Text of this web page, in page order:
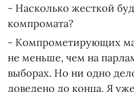
- Насколько жесткой
компромата?
- Компрометирующих
не меньше, чем на
выборах. Но ни одно
доведено до конца. Я